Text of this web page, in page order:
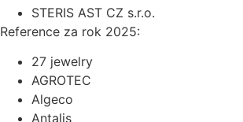
STERIS AST CZ s.r.o.
Reference za rok 2025:
27 jewelry
AGROTEC
Algeco
Antalis